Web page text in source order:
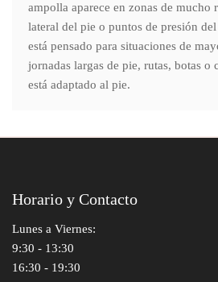
ampolla aparece en zonas de mucho
lateral del pie o puntos de presión
está pensado para situaciones de
jornadas largas de pie, rutas, botas o
está adaptado al pie.
Horario y Contacto
Lunes a Viernes:
9:30 - 13:30
16:30 - 19:30